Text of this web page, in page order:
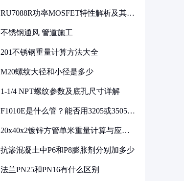
RU7088R功率MOSFET特性解析及其在
不锈钢通风 管道施工
201不锈钢重量计算方法大全
M20螺纹大径和小径是多少
1-1/4 NPT螺纹参数及底孔尺寸详解
F1010E是什么管？能否用3205或3505代
20x40x2镀锌方管单米重量计算与应用
抗渗混凝土中P6和P8膨胀剂分别加多少
法兰PN25和PN16有什么区别